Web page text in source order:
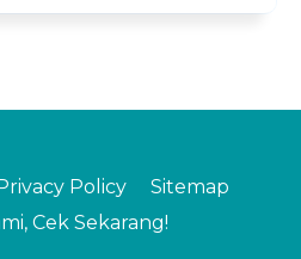
Policy
Sitemap
Cek Sekarang!